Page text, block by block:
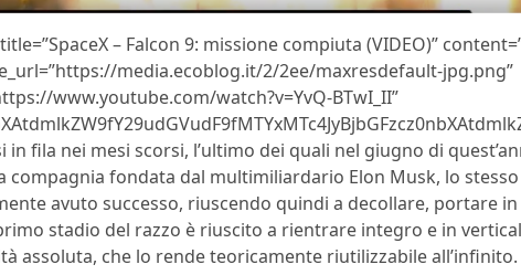
– Falcon 9: missione compiuta (VIDEO)”
media.ecoblog.it/2/2ee/maxresdefault-jpg.png”
www.youtube.com/watch?v=YvQ-BTwI_II”
fila nei mesi scorsi, l’ultimo dei quali nel giugno di
compagnia fondata dal multimiliardario Elon Musk, lo
avuto successo, riuscendo quindi a decollare, portare
stadio del razzo è riuscito a rientrare integro e in
assoluta, che lo rende teoricamente riutilizzabile all’infinito.